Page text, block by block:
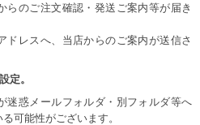
らのご注文確認・発送ご案内等が届き
ドレスへ、当店からのご案内が送信さ
定。
迷惑メールフォルダ・別フォルダ等へ
可能性がございます。